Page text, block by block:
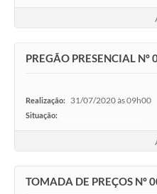
PREGÃO PRESENCIAL
Realização: 31/07/2020 às 09h00
Situação:
TOMADA DE PREÇOS Nº